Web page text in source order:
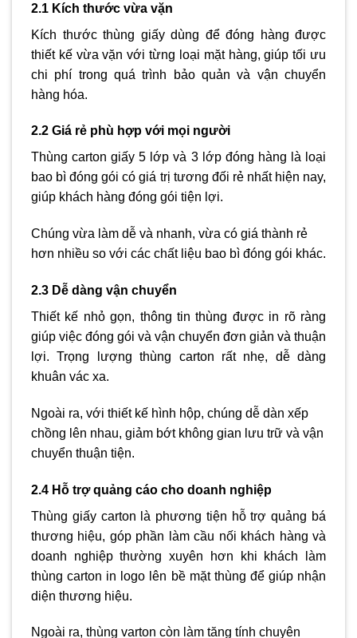
2.1 Kích thước vừa vặn
Kích thước thùng giấy dùng để đóng hàng được
thiết kế vừa vặn với từng loại mặt hàng, giúp tối ưu
chi phí trong quá trình bảo quản và vận chuyển
hàng hóa.
2.2 Giá rẻ phù hợp với mọi người
Thùng carton giấy 5 lớp và 3 lớp đóng hàng là loại
bao bì đóng gói có giá trị tương đối rẻ nhất hiện nay,
giúp khách hàng đóng gói tiện lợi.
Chúng vừa làm dễ và nhanh, vừa có giá thành rẻ
hơn nhiều so với các chất liệu bao bì đóng gói khác.
2.3 Dễ dàng vận chuyển
Thiết kế nhỏ gọn, thông tin thùng được in rõ ràng
giúp việc đóng gói và vận chuyển đơn giản và thuận
lợi. Trọng lượng thùng carton rất nhẹ, dễ dàng
khuân vác xa.
Ngoài ra, với thiết kế hình hộp, chúng dễ dàn xếp
chồng lên nhau, giảm bớt không gian lưu trữ và vận
chuyển thuận tiện.
2.4 Hỗ trợ quảng cáo cho doanh nghiệp
Thùng giấy carton là phương tiện hỗ trợ quảng bá
thương hiệu, góp phần làm cầu nối khách hàng và
doanh nghiệp thường xuyên hơn khi khách làm
thùng carton in logo lên bề mặt thùng để giúp nhận
diện thương hiệu.
Ngoài ra, thùng varton còn làm tăng tính chuyên